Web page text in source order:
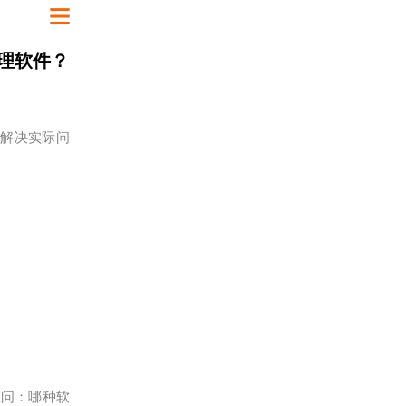
软件？
决实际问
：哪种软